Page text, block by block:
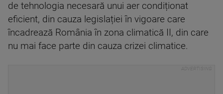
de tehnologia necesară unui aer condiționat
eficient, din cauza legislației în vigoare care
încadrează România în zona climatică II, din care
nu mai face parte din cauza crizei climatice.